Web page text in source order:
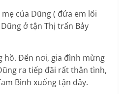
của Dũng ( đứa em lối
ở tận Thị trấn Bảy
hồ. Đến nơi, gia đình mừng
ra tiếp đãi rất thân tình,
Bình xuống tận đây.